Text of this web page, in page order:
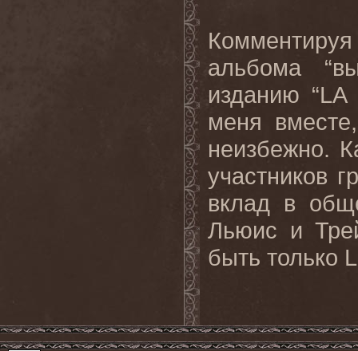
альбома
изданию
меня
неизбежно.
участников
вклад в
Льюис и
быть только